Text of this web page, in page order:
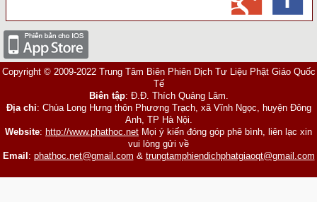
Copyright © 2009-2022 Trung Tâm Biên Phiên Dịch Tư Liệu Phật Giáo Quốc
Tế
Biên tập: Đ.Đ. Thích Quảng Lâm.
Địa chỉ: Chùa Long Hưng thôn Phương Trạch, xã Vĩnh Ngọc, huyện Đông
Anh, TP Hà Nội.
Website: http://www.phathoc.net Mọi ý kiến đóng góp phê bình, liên lạc xin
vui lòng gửi về
Email : phathoc.net@gmail.com & trungtamphiendichphatgiaoqt@gmail.com